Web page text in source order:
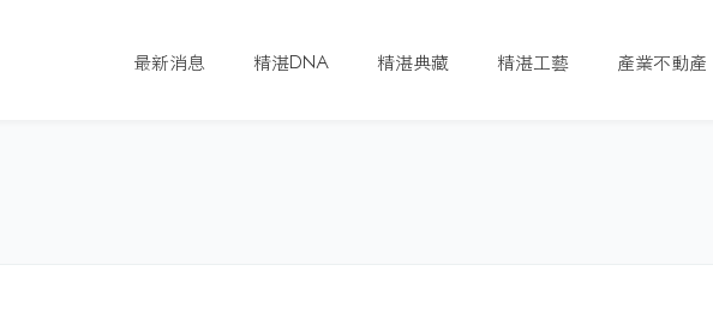
最新消息 精湛DNA 精湛典藏 精湛工藝 產業不動產